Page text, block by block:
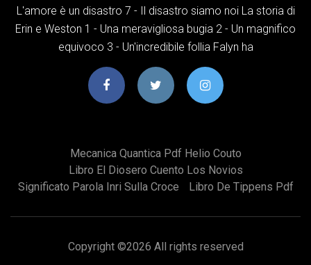
L'amore è un disastro 7 - Il disastro siamo noi La storia di
Erin e Weston 1 - Una meravigliosa bugia 2 - Un magnifico
equivoco 3 - Un'incredibile follia Falyn ha
Mecanica Quantica Pdf Helio Couto
Libro El Diosero Cuento Los Novios
Significato Parola Inri Sulla Croce
Libro De Tippens Pdf
Copyright ©2026 All rights reserved